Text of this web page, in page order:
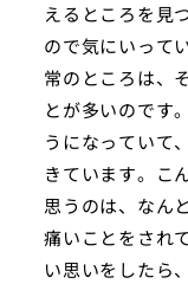
えるところを見
ので気にいって
常のところは、
とが多いのです
うになっていて
きています。こ
思うのは、なん
痛いことをされ
い思いをしたら